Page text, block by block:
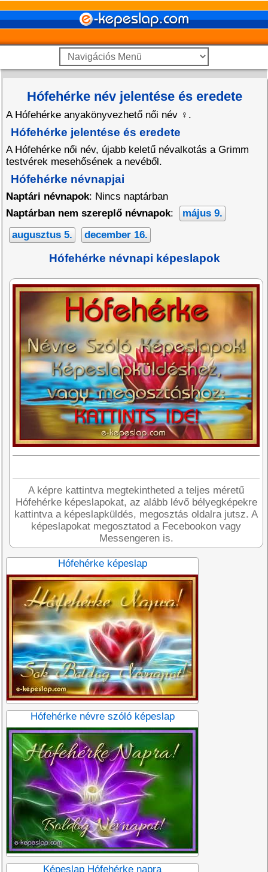
Hófehérke név jelentése és eredete
A Hófehérke anyakönyvezhető női név ♀ .
Hófehérke jelentése és eredete
A Hófehérke női név, újabb keletű névalkotás a Grimm
testvérek mesehősének a nevéből.
Hófehérke névnapjai
Naptári névnapok: Nincs naptárban
Naptárban nem szereplő névnapok:
május 9.
augusztus 5.
december 16.
Hófehérke névnapi képeslapok
A képre kattintva megtekintheted a teljes méretű
Hófehérke képeslapokat, az alább lévő bélyegképekre
kattintva a képeslapküldés, megosztás oldalra jutsz. A
képeslapokat megosztatod a Fecebookon vagy
Messengeren is.
Hófehérke képeslap
Hófehérke névre szóló képeslap
Képeslap Hófehérke napra